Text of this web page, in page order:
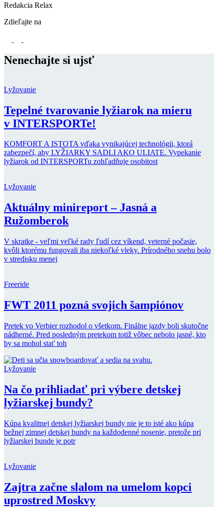
Redakcia Relax
Zdieľajte na
Nenechajte si ujsť
Lyžovanie
Tepelné tvarovanie lyžiarok na mieru
v INTERSPORTe!
KOMFORT A ISTOTA vďaka vynikajúcej technológii, ktorá
zabezpečí, aby LYŽIARKY SADLI AKO ULIATE. Vypekanie
lyžiarok od INTERSPORTu zohľadňuje osobitost
Lyžovanie
Aktuálny minireport – Jasná a
Ružomberok
V skratke - veľmi veľké rady ľudí cez víkend, veterné počasie,
kvôli ktorému fungovali iba niekoľké vleky. Prírodného snehu bolo
v stredisku menej
Freeride
FWT 2011 pozná svojich šampiónov
Pretek vo Verbier rozhodol o všetkom. Finálne jazdy boli skutočne
nádherné. Pred posledným pretekom totiž vôbec nebolo jasné, kto
by sa mohol stať toh
Lyžovanie
Na čo prihliadať pri výbere detskej
lyžiarskej bundy?
Kúpa kvalitnej detskej lyžiarskej bundy nie je to isté ako kúpa
bežnej zimnej detskej bundy na každodenné nosenie, pretože pri
lyžiarskej bunde je potr
Lyžovanie
Zajtra začne slalom na umelom kopci
uprostred Moskvy